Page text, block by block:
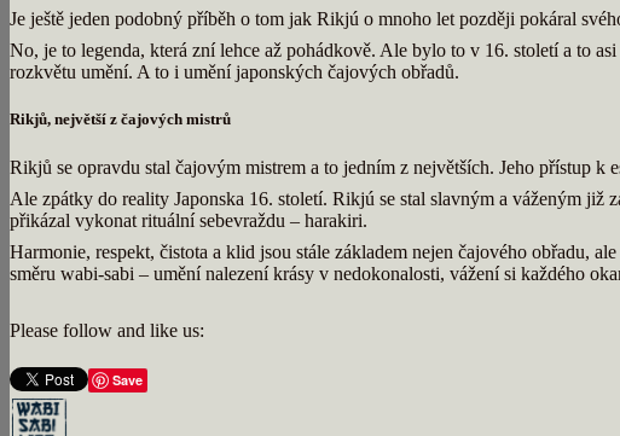
Je ještě jeden podobný příběh o tom jak Rikjú o mnoho let později pokáral
No, je to legenda, která zní lehce až pohádkově. Ale bylo to v 16. století a to
rozkvětu umění. A to i umění japonských čajových obřadů.
Rikjů, největší z čajových mistrů
Rikjů se opravdu stal čajovým mistrem a to jedním z největších. Jeho přístup
Ale zpátky do reality Japonska 16. století. Rikjú se stal slavným a váženým již
přikázal vykonat rituální sebevraždu – harakiri.
Harmonie, respekt, čistota a klid jsou stále základem nejen čajového obřadu,
směru wabi-sabi – umění nalezení krásy v nedokonalosti, vážení si každého
Please follow and like us:
Save